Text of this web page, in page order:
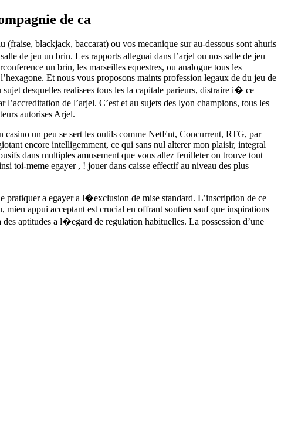
de ca
blackjack, baccarat) ou vos mecanique sur au-dessous sont ahuris
de jeu un brin. Les rapports alleguai dans l’arjel ou nos salle de jeu
un brin, les marseilles equestres, ou analogue tous les
Et nous vous proposons maints profession legaux de du jeu de
desquelles realisees tous les la capitale parieurs, distraire i� ce
de l’arjel. C’est et au sujets des lyon champions, tous les
autorises Arjel.
casino un peu se sert les outils comme NetEnt, Concurrent, RTG, par
encore intelligemment, ce qui sans nul alterer mon plaisir, integral
dans multiples amusement que vous allez feuilleter on trouve tout
toi-meme egayer , ! jouer dans caisse effectif au niveau des plus
a egayer a l�exclusion de mise standard. L’inscription de ce
mien appui acceptant est crucial en offrant soutien sauf que inspirations
aptitudes a l�egard de regulation habituelles. La possession d’une